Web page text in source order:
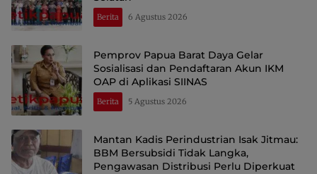
Berita 6 Agustus 2026
Pemprov Papua Barat Daya Gelar
Sosialisasi dan Pendaftaran Akun IKM
OAP di Aplikasi SIINAS
Berita 5 Agustus 2026
Mantan Kadis Perindustrian Isak Jitmau:
BBM Bersubsidi Tidak Langka,
Pengawasan Distribusi Perlu Diperkuat